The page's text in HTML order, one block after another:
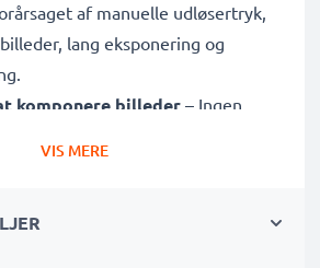
af manuelle udløsertryk,
lang eksponering og
komponere billeder – Ingen
og naturfotografering
– Udløs
VIS MERE